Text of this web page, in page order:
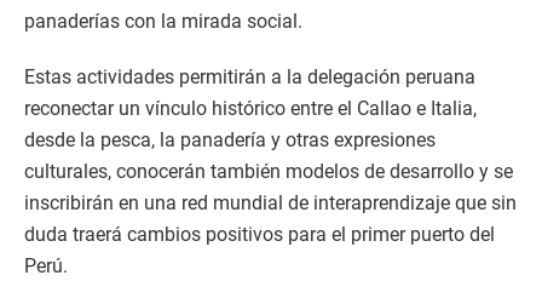
panaderías con la mirada social.
Estas actividades permitirán a la delegación peruana
reconectar un vínculo histórico entre el Callao e Italia,
desde la pesca, la panadería y otras expresiones
culturales, conocerán también modelos de desarrollo y se
inscribirán en una red mundial de interaprendizaje que sin
duda traerá cambios positivos para el primer puerto del
Perú.